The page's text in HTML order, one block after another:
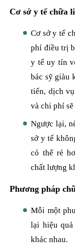
Cơ sở y tế chữa
Cơ sở y tế
phí điều trị
y tế uy tín
bác sỹ giàu
tiến, dịch
và chi phí sẽ
Ngược lại,
sở y tế
có thể rẻ
chất lượng
Phương pháp
Mỗi một
lại hiệu
khác nhau.